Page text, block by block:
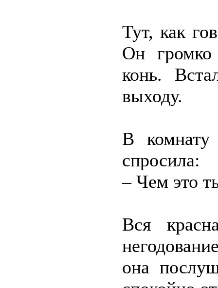
Тут, как
Он громко
конь.
выходу.
В комнату
спросила:
– Чем это
Вся
она